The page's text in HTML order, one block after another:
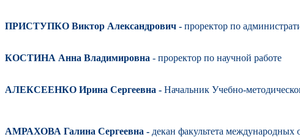
ПРИСТУПКО Виктор Александрович - проректор по
КОСТИНА Анна Владимировна - проректор по научной работе
АЛЕКСЕЕНКО Ирина Сергеевна - Начальник Учебно-
АМРАХОВА Галина Сергеевна - декан факультета